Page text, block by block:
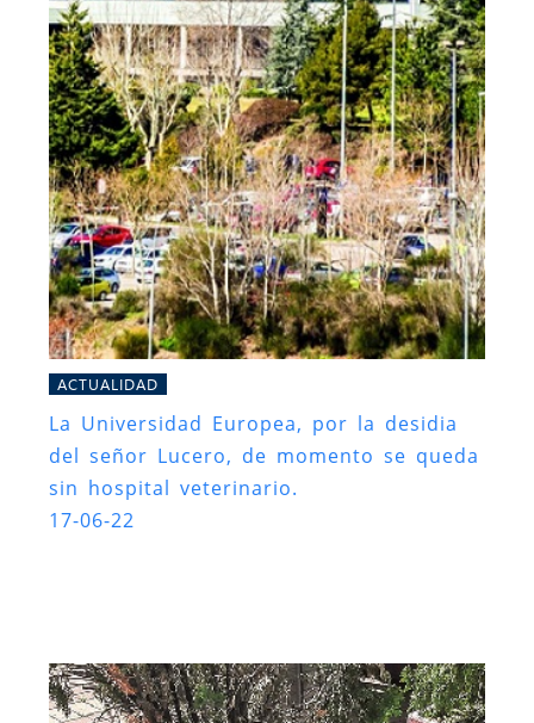
ACTUALIDAD
La Universidad Europea, por la desidia
del señor Lucero, de momento se queda
sin hospital veterinario.
17-06-22